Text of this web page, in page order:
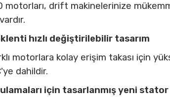
motorları, drift makinelerinize
hızlı değiştirilebilir tasarım
motorlara kolay erişim takası için
dahildir.
için tasarlanmış yeni stator